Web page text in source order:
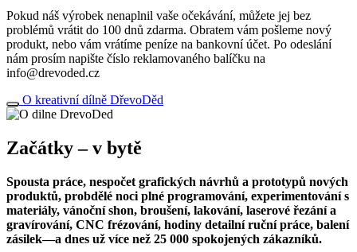
Pokud náš výrobek nenaplnil vaše očekávání, můžete jej bez
problémů vrátit do 100 dnů zdarma. Obratem vám pošleme nový
produkt, nebo vám vrátíme peníze na bankovní účet. Po odeslání
nám prosím napište číslo reklamovaného balíčku na
info@drevoded.cz
O kreativní dílně DřevoDěd
Začátky – v bytě
Spousta práce, nespočet grafických návrhů a prototypů nových
produktů, probdělé noci plné programování, experimentování s
materiály, vánoční shon, broušení, lakování, laserové řezání a
gravírování, CNC frézování, hodiny detailní ruční práce, balení
zásilek—a dnes už více než 25 000 spokojených zákazníků.